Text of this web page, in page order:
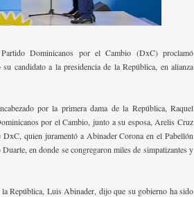
Dominicanos por el Cambio (DxC) proclamó
candidato a la presidencia de la República, en alianza
por la primera dama de la República, Raquel
por el Cambio, junto a su esposa, Arelis Cruz
quien juramentó a Abinader Corona en el Pabellón
en donde se congregaron miles de simpatizantes y
República, Luis Abinader, dijo que su gobierno ha sido